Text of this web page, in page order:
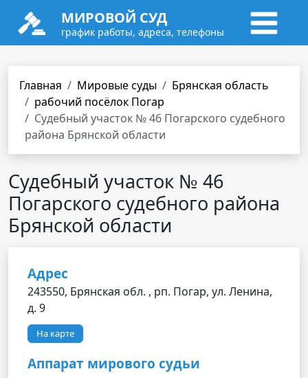
МИРОВОЙ СУД
график работы, адреса, телефоны
Главная Мировые суды
Брянская область
рабочий посёлок Погар
Судебный участок № 46 Погарского судебного
района Брянской области
Судебный участок № 46
Погарского судебного района
Брянской области
Адрес
243550, Брянская обл. , рп. Погар, ул. Ленина,
д. 9
На карте
Аппарат мирового судьи